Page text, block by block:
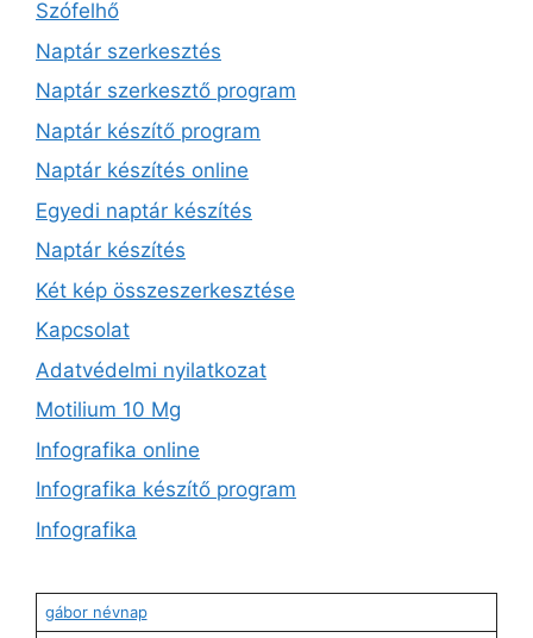
Szófelhő
Naptár szerkesztés
Naptár szerkesztő program
Naptár készítő program
Naptár készítés online
Egyedi naptár készítés
Naptár készítés
Két kép összeszerkesztése
Kapcsolat
Adatvédelmi nyilatkozat
Motilium 10 Mg
Infografika online
Infografika készítő program
Infografika
gábor névnap